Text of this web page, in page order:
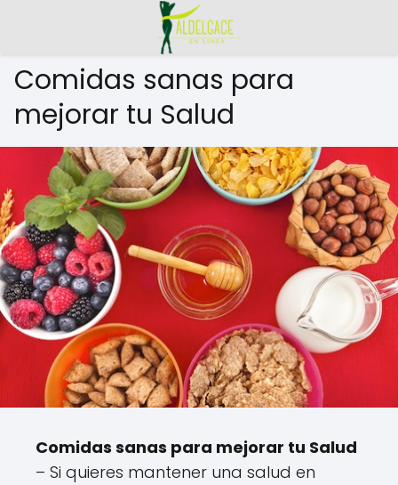
Comidas sanas para
mejorar tu Salud
Comidas sanas para mejorar tu Salud
– Si quieres mantener una salud en